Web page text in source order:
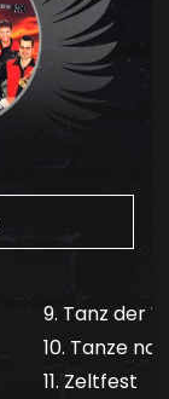
9. Tanz der
10. Tanze
11. Zeltfest